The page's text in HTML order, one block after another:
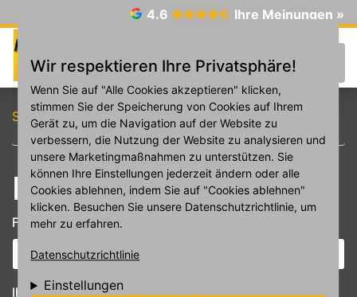
Wir respektieren Ihre Privatsphäre!
Wenn Sie auf "Alle Cookies akzeptieren" klicken,
stimmen Sie der Speicherung von Cookies auf Ihrem
Gerät zu, um die Navigation auf der Website zu
verbessern, die Nutzung der Website zu analysieren und
unsere Marketingmaßnahmen zu unterstützen. Sie
können Ihre Einstellungen jederzeit ändern oder alle
Cookies ablehnen, indem Sie auf "Cookies ablehnen"
klicken. Besuchen Sie unsere Datenschutzrichtlinie, um
mehr zu erfahren.
Datenschutzrichtlinie
Einstellungen
4.6 Ihre Meinungen »
Startseite Kontakt
Kontakt
Filiale*
Ihr Name